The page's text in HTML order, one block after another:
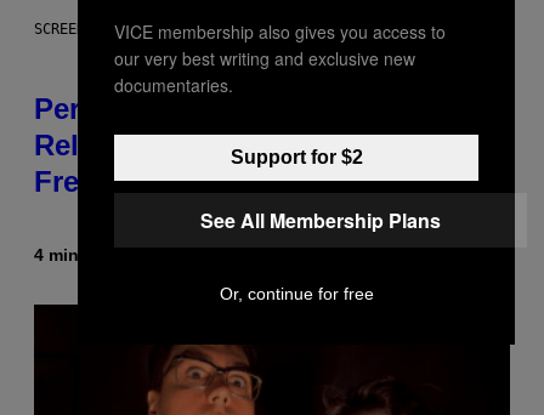
SCREENSHOT: EPIC GAMES
Perlica Fortnite Skin Revealed –
Release Date and How to Get It
Free
4 minutes ago
VICE membership also gives you access to
our very best writing and exclusive new
documentaries.
Support for $2
See All Membership Plans
Or, continue for free